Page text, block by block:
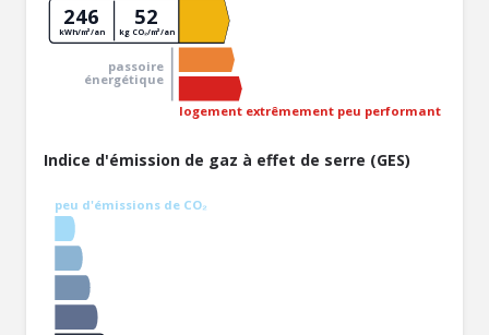
logement extrêmement peu performant
passoire
énergétique
246
kWh/m²/an
52
kg CO₂/m²/an
Indice d'émission de gaz à effet de serre (GES)
peu d'émissions de CO₂